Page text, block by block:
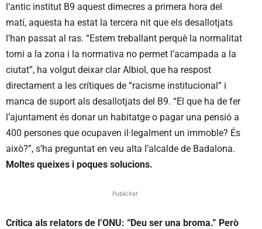
l’antic institut B9 aquest dimecres a primera hora del
matí, aquesta ha estat la tercera nit que els desallotjats
l’han passat al ras. “Estem treballant perquè la normalitat
torni a la zona i la normativa no permet l’acampada a la
ciutat”, ha volgut deixar clar Albiol, que ha respost
directament a les crítiques de “racisme institucional” i
manca de suport als desallotjats del B9. “El que ha de fer
l’ajuntament és donar un habitatge o pagar una pensió a
400 persones que ocupaven il·legalment un immoble? És
això?”, s’ha preguntat en veu alta l’alcalde de Badalona.
Moltes queixes i poques solucions.
Publicitat
Crítica als relators de l’ONU: “Deu ser una broma.” Però